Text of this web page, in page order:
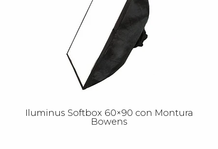
Iluminus Softbox 60×90 con Montura
Bowens